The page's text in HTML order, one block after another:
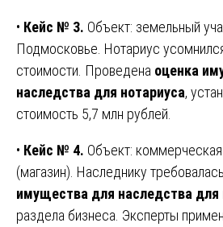
• Кейс № 3. Объект: земельный
Подмосковье. Нотариус
стоимости. Проведена оценка
наследства для нотариуса,
стоимость 5,7 млн рублей.
• Кейс № 4. Объект:
(магазин). Наследнику требовалась
имущества для наследства для
раздела бизнеса. Эксперты